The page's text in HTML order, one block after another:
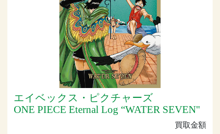
エイベックス・ピクチャーズ
ONE PIECE Eternal Log “WATER SEVEN"
買取金額